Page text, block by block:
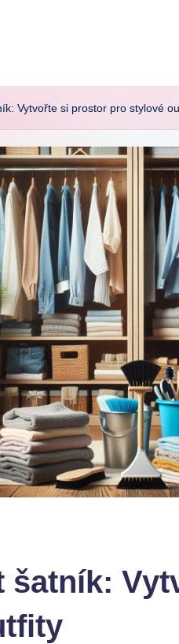
Vytvořte si prostor pro stylové
šatník: